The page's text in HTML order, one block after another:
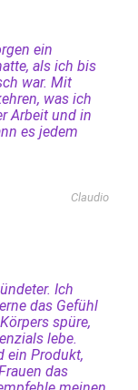
ein
als ich bis
war. Mit
was ich
Arbeit und in
es jedem
Claudio
Ich
das Gefühl
spüre,
lebe.
ein Produkt,
das